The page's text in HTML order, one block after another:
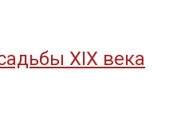
XIX века